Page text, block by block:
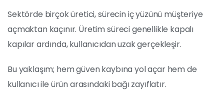
Sektörde birçok üretici, sürecin iç yüzünü müşteriye
açmaktan kaçınır. Üretim süreci genellikle kapalı
kapılar ardında, kullanıcıdan uzak gerçekleşir.
Bu yaklaşım; hem güven kaybına yol açar hem de
kullanıcı ile ürün arasındaki bağı zayıflatır.